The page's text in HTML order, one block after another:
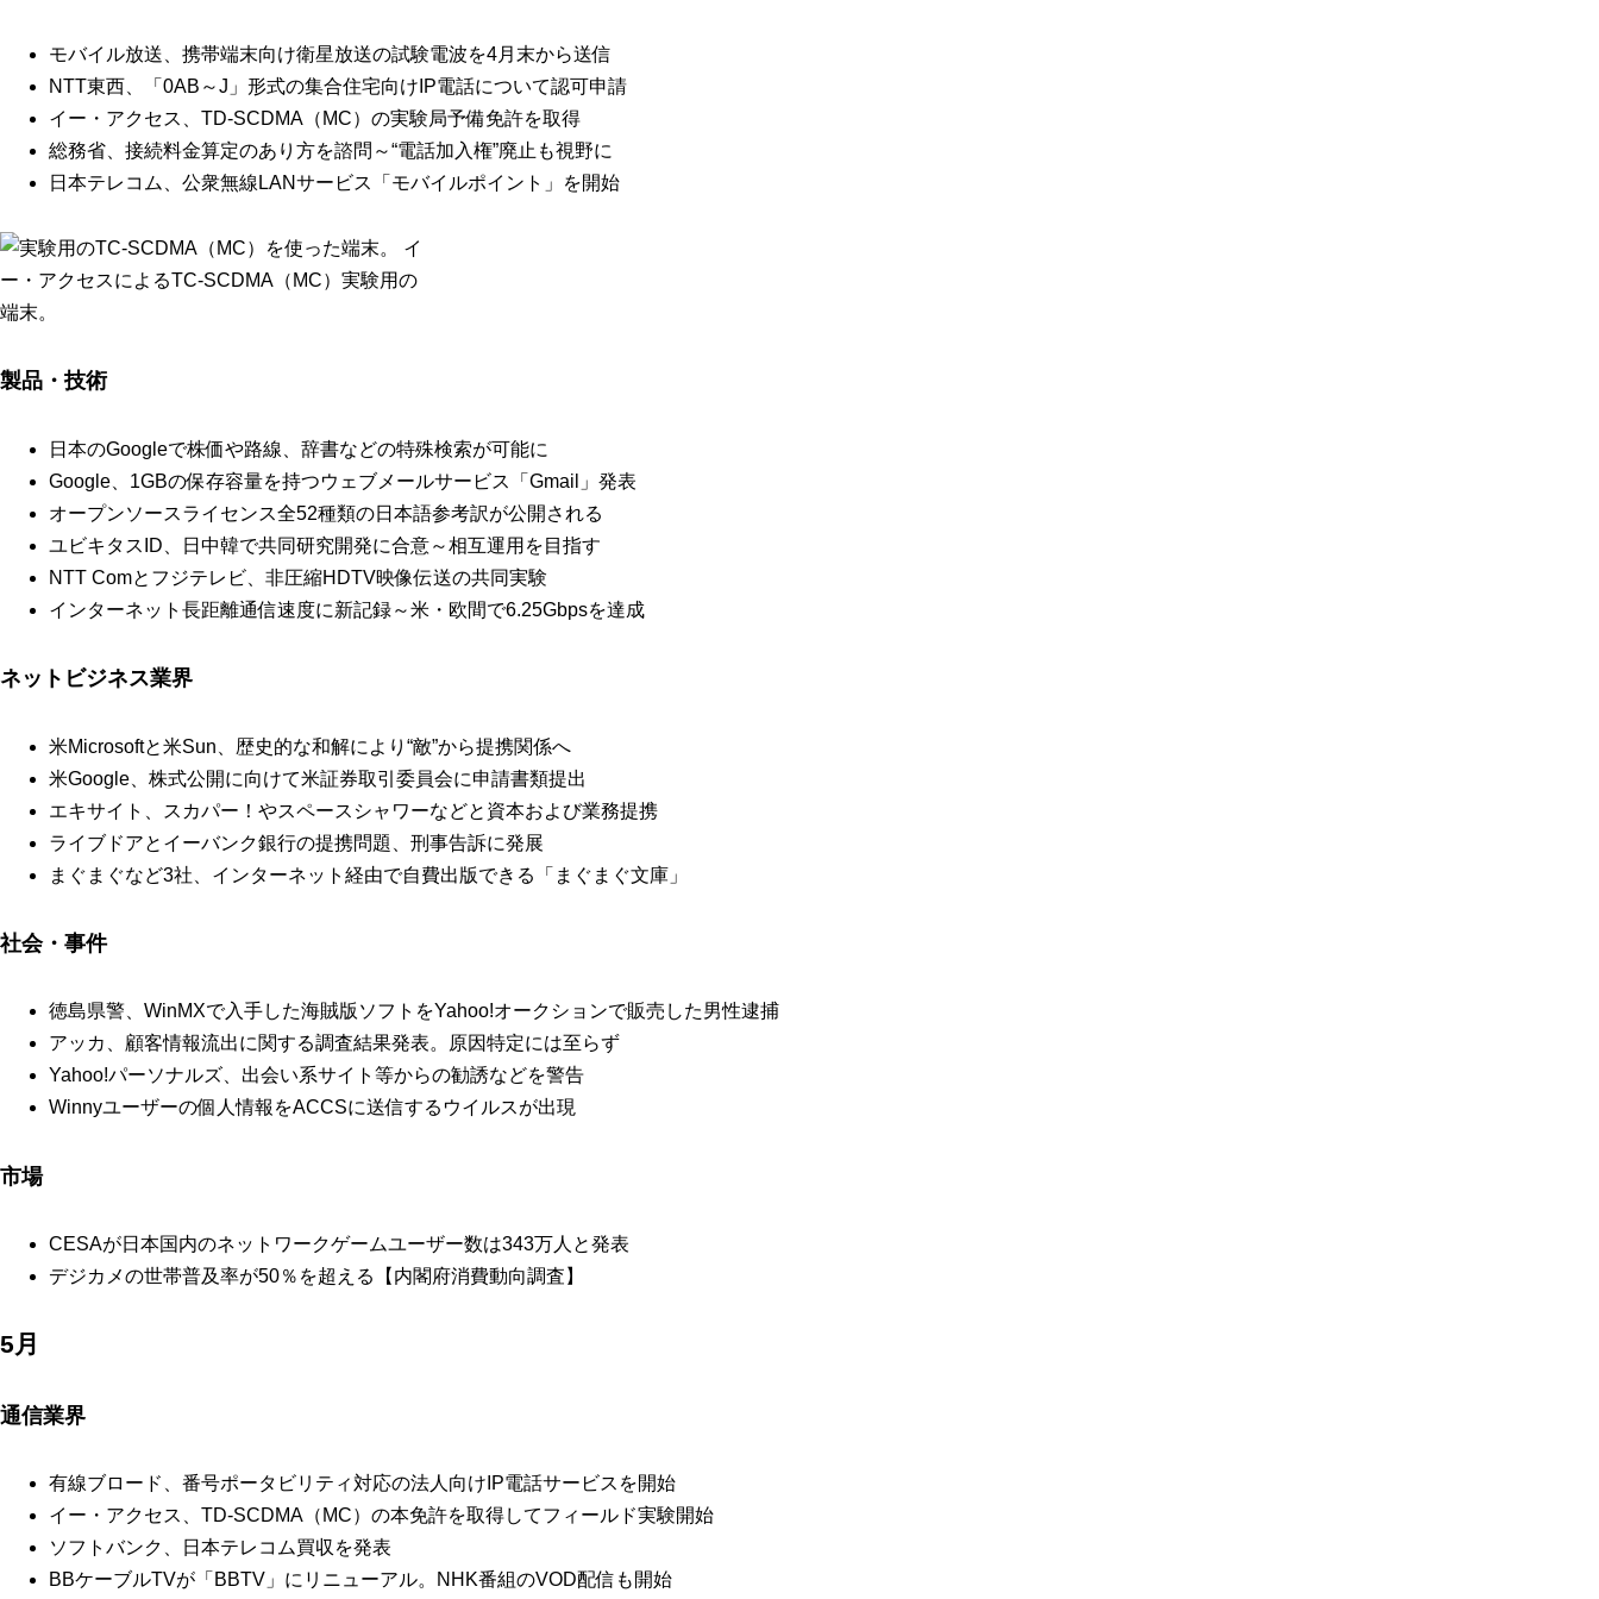
モバイル放送、携帯端末向け衛星放送の試験電波を4月末から送信
NTT東西、「0AB～J」形式の集合住宅向けIP電話について認可申請
イー・アクセス、TD-SCDMA（MC）の実験局予備免許を取得
総務省、接続料金算定のあり方を諮問～“電話加入権”廃止も視野に
日本テレコム、公衆無線LANサービス「モバイルポイント」を開始
イ
ー・アクセスによるTC-SCDMA（MC）実験用の
端末。
製品・技術
日本のGoogleで株価や路線、辞書などの特殊検索が可能に
Google、1GBの保存容量を持つウェブメールサービス「Gmail」発表
オープンソースライセンス全52種類の日本語参考訳が公開される
ユビキタスID、日中韓で共同研究開発に合意～相互運用を目指す
NTT Comとフジテレビ、非圧縮HDTV映像伝送の共同実験
インターネット長距離通信速度に新記録～米・欧間で6.25Gbpsを達成
ネットビジネス業界
米Microsoftと米Sun、歴史的な和解により“敵”から提携関係へ
米Google、株式公開に向けて米証券取引委員会に申請書類提出
エキサイト、スカパー！やスペースシャワーなどと資本および業務提携
ライブドアとイーバンク銀行の提携問題、刑事告訴に発展
まぐまぐなど3社、インターネット経由で自費出版できる「まぐまぐ文庫」
社会・事件
徳島県警、WinMXで入手した海賊版ソフトをYahoo!オークションで販売した男性逮捕
アッカ、顧客情報流出に関する調査結果発表。原因特定には至らず
Yahoo!パーソナルズ、出会い系サイト等からの勧誘などを警告
Winnyユーザーの個人情報をACCSに送信するウイルスが出現
市場
CESAが日本国内のネットワークゲームユーザー数は343万人と発表
デジカメの世帯普及率が50％を超える【内閣府消費動向調査】
5月
通信業界
有線ブロード、番号ポータビリティ対応の法人向けIP電話サービスを開始
イー・アクセス、TD-SCDMA（MC）の本免許を取得してフィールド実験開始
ソフトバンク、日本テレコム買収を発表
BBケーブルTVが「BBTV」にリニューアル。NHK番組のVOD配信も開始